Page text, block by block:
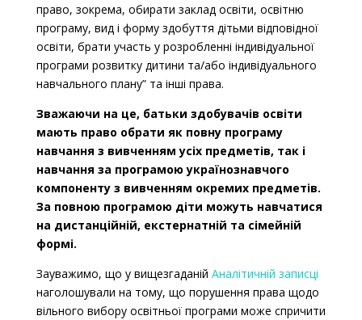
право, зокрема, обирати заклад освіти, освітню
програму, вид і форму здобуття дітьми відповідної
освіти, брати участь у розробленні індивідуальної
програми розвитку дитини та/або індивідуального
навчального плану” та інші права.
Зважаючи на це, батьки здобувачів освіти
мають право обрати як повну програму
навчання з вивченням усіх предметів, так і
навчання за програмою українознавчого
компоненту з вивченням окремих предметів.
За повною програмою діти можуть навчатися
на дистанційній, екстернатній та сімейній
формі.
Зауважимо, що у вищезгаданій Аналітичній записці
наголошували на тому, що порушення права щодо
вільного вибору освітньої програми може спричити